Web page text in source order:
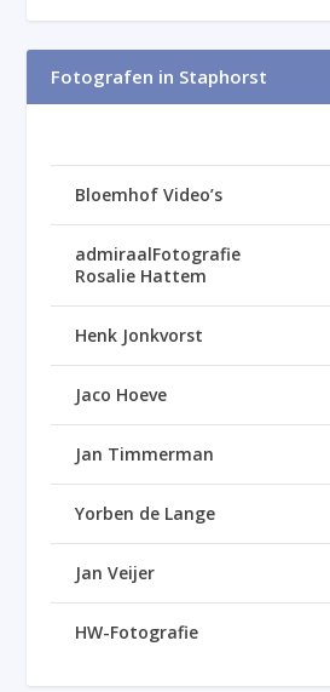
Fotografen in Staphorst
Bloemhof Video’s
admiraalFotografie
Rosalie Hattem
Henk Jonkvorst
Jaco Hoeve
Jan Timmerman
Yorben de Lange
Jan Veijer
HW-Fotografie